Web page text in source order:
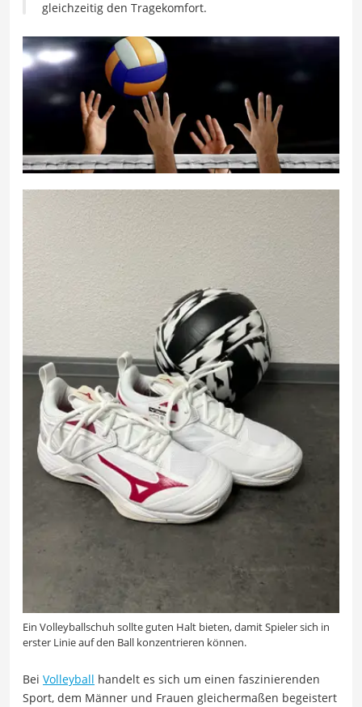
gleichzeitig den Tragekomfort.
Ein Volleyballschuh sollte guten Halt bieten, damit Spieler sich in
erster Linie auf den Ball konzentrieren können.
Bei Volleyball handelt es sich um einen faszinierenden
Sport, dem Männer und Frauen gleichermaßen begeistert